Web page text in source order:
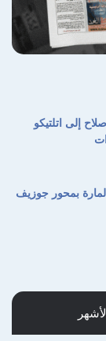
إلى اتلتيكو
بمحور جوزيف